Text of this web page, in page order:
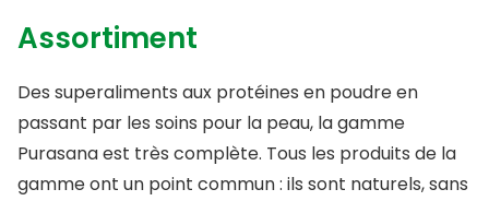
Assortiment
Des superaliments aux protéines en poudre en
passant par les soins pour la peau, la gamme
Purasana est très complète. Tous les produits de la
gamme ont un point commun : ils sont naturels, sans